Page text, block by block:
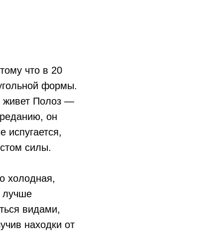
что в 20
формы.
живет Полоз —
он
испугается,
силы.
холодная,
лучше
видами,
находки от